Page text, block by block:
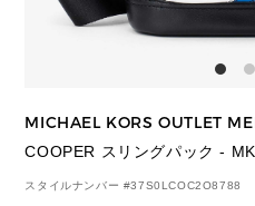
MICHAEL KORS OUTLET
COOPER スリングパック -
スタイルナンバー #37S0LCOC2O8788